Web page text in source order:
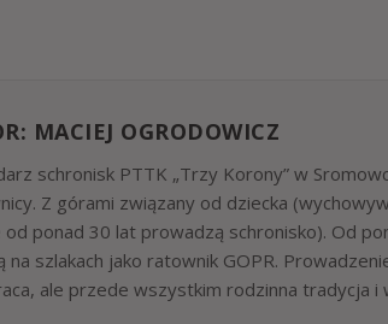
MACIEJ OGRODOWICZ
schronisk PTTK „Trzy Korony” w
Z górami związany od dziecka
od ponad 30 lat prowadzą schronisko). Od
na szlakach jako ratownik GOPR.
ale przede wszystkim rodzinna tradycja i